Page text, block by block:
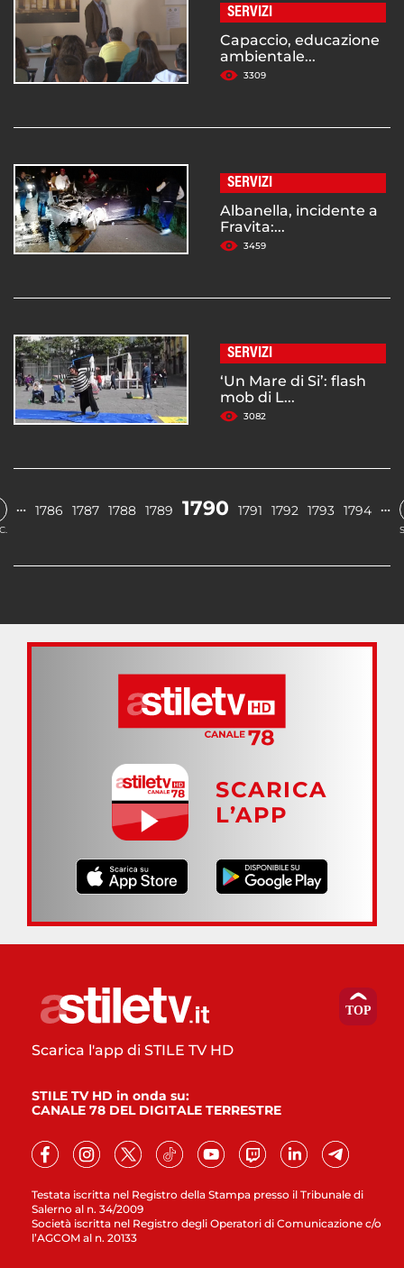
SERVIZI
Capaccio, educazione
ambientale...
3309
SERVIZI
Albanella, incidente a
Fravita:...
3459
SERVIZI
‘Un Mare di Si’: flash
mob di L...
3082
… 1786 1787 1788 1789 1790 1791 1792 1793 1794 …
SCARICA
L’APP
Testata iscritta nel Registro della Stampa presso il Tribunale di
Salerno al n. 34/2009
Società iscritta nel Registro degli Operatori di Comunicazione c/o
l’AGCOM al n. 20133
Scarica l'app di STILE TV HD
STILE TV HD in onda su:
CANALE 78 DEL DIGITALE TERRESTRE